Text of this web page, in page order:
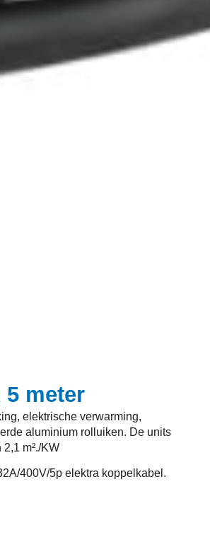
5 meter
elektrische verwarming,
aluminium rolluiken. De units
m²./KW
400V/5p elektra koppelkabel.